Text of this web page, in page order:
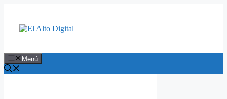
contenido
Menú